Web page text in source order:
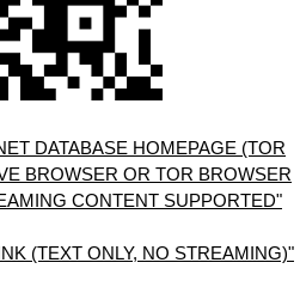
DATABASE HOMEPAGE (TOR
BROWSER OR TOR BROWSER
CONTENT SUPPORTED"
(TEXT ONLY, NO STREAMING)"